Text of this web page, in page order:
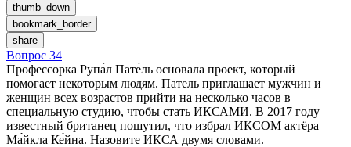
thumb_down
bookmark_border
share
Вопрос 34
Профессорка Рупа́л Пате́ль основала проект, который
помогает некоторым людям. Патель приглашает мужчин и
женщин всех возрастов прийти на несколько часов в
специальную студию, чтобы стать ИКСАМИ. В 2017 году
известный британец пошутил, что избрал ИКСОМ актёра
Ма́йкла Ке́йна. Назовите ИКСА двумя словами.